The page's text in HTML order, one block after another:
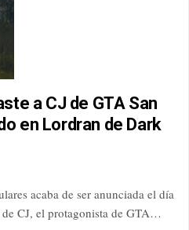
a CJ de GTA San
en Lordran de Dark
acaba de ser anunciada el día
CJ, el protagonista de GTA…